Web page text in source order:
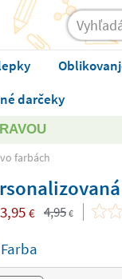
darčeky
farbách
3,95 € 4,95 €
Farba